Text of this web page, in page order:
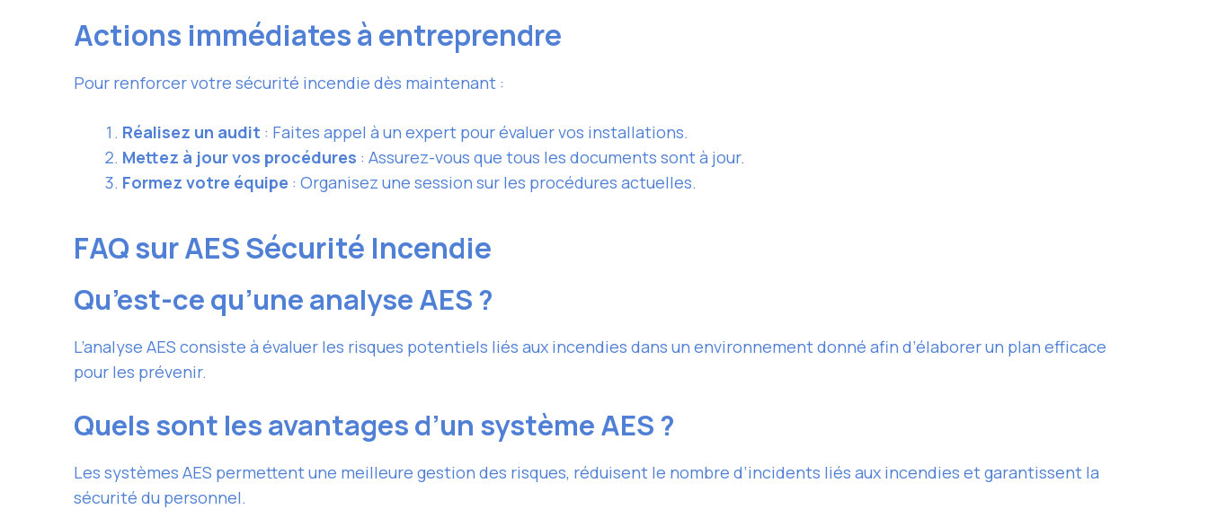
Actions immédiates à entreprendre
Pour renforcer votre sécurité incendie dès maintenant :
Réalisez un audit : Faites appel à un expert pour évaluer vos installations.
Mettez à jour vos procédures : Assurez-vous que tous les documents sont à jour.
Formez votre équipe : Organisez une session sur les procédures actuelles.
FAQ sur AES Sécurité Incendie
Qu’est-ce qu’une analyse AES ?
L’analyse AES consiste à évaluer les risques potentiels liés aux incendies dans un environnement donné afin d’élaborer un plan efficace
pour les prévenir.
Quels sont les avantages d’un système AES ?
Les systèmes AES permettent une meilleure gestion des risques, réduisent le nombre d’incidents liés aux incendies et garantissent la
sécurité du personnel.